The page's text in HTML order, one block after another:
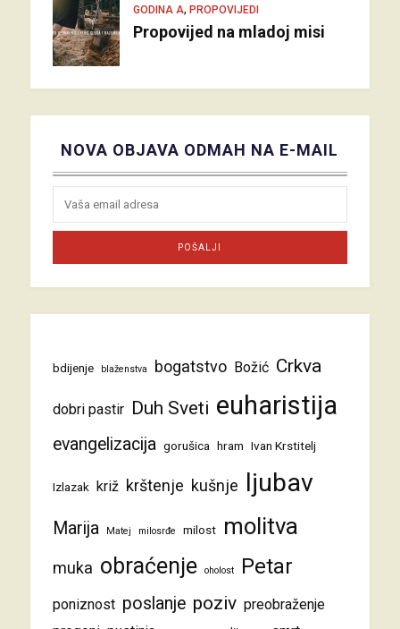
GODINA A, PROPOVIJEDI
Propovijed na mladoj misi
NOVA OBJAVA ODMAH NA E-MAIL
bdijenje blaženstva bogatstvo Božić Crkva
dobri pastir Duh Sveti euharistija
evangelizacija gorušica hram Ivan Krstitelj
Izlazak križ krštenje kušnje ljubav
Marija Matej milosrđe milost molitva
muka obraćenje oholost Petar
poniznost poslanje poziv preobraženje